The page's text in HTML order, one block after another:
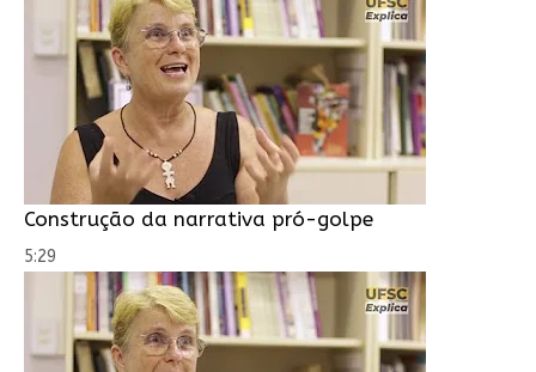
Construção da narrativa pró-golpe
5:29